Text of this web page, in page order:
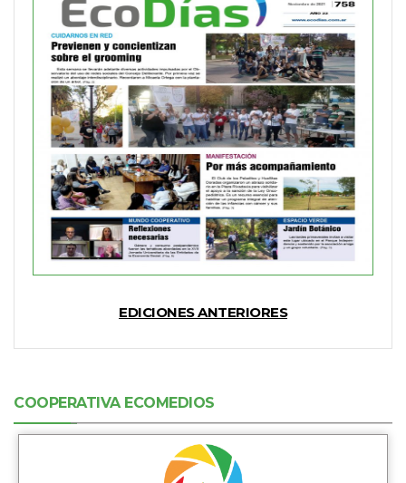
EDICIONES ANTERIORES
COOPERATIVA ECOMEDIOS